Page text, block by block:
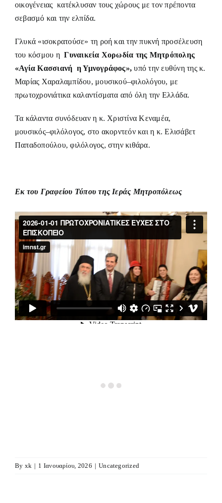
οικογένειας κατέκλυσαν τους χώρους με τον πρέποντα
σεβασμό και την ελπίδα.
Γλυκά «ισοκρατούσε» τη ροή και την πυκνή προσέλευση
του κόσμου ηΓυναικεία Χορωδία της Μητρόπολης
«Αγία Κασσιανή η Υμνογράφος», υπό την ευθύνη της κ.
Μαρίας Χαραλαμπίδου, μουσικού–φιλολόγου, με
πρωτοχρονιάτικα καλαντίσματα από όλη την Ελλάδα.
Τα κάλαντα συνόδευαν η κ. Χριστίνα Κεναμέα,
μουσικός–φιλόλογος, στο ακορντεόν και η κ. Ελισάβετ
Παπαδοπούλου, φιλόλογος, στην κιθάρα.
Εκ του Γραφείου Τύπου της Ιεράς Μητροπόλεως
By xk | 1 Ιανουαρίου, 2026 | Uncategorized